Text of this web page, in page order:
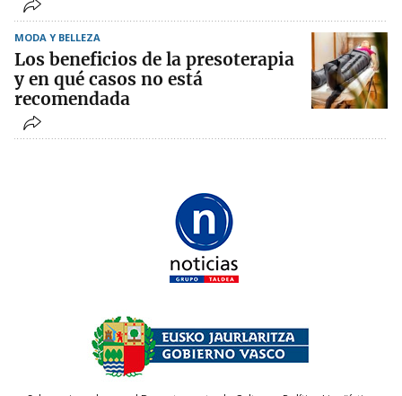
MODA Y BELLEZA
Los beneficios de la presoterapia
y en qué casos no está
recomendada